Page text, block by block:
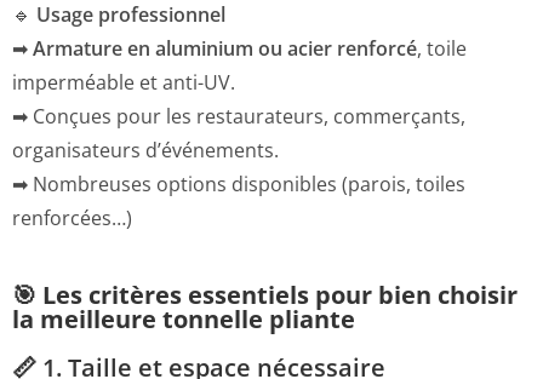
🔹 Usage professionnel
➡Armature en aluminium ou acier renforcé, toile
imperméable et anti-UV.
➡ Conçues pour les restaurateurs, commerçants,
organisateurs d’événements.
➡ Nombreuses options disponibles (parois, toiles
renforcées…)
🎯 Les critères essentiels pour bien choisir
la meilleure tonnelle pliante
📏 1. Taille et espace nécessaire